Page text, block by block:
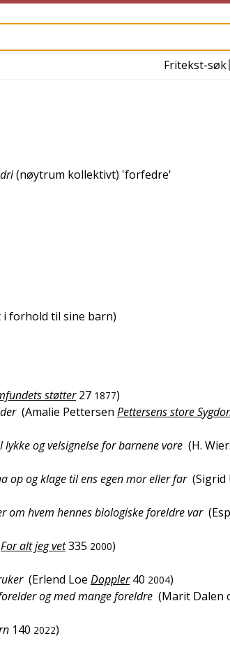
Fritekst-søk
(nøytrum kollektivt) 'forfedre'
forhold til sine barn)
støtter 27 1877)
(Amalie Pettersen Pettersens store
og velsignelse for barnene vore (H.
op og klage til ens egen mor eller far (Sigrid
om hvem hennes biologiske foreldre var (
For alt jeg vet335 2000)
(Erlend Loe Doppler 40 2004)
og med mange foreldre (Marit Dalen
140 2022)